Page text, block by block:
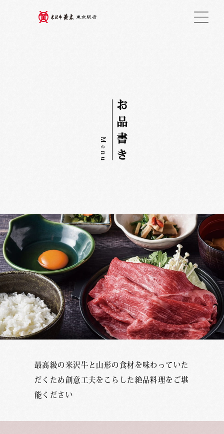
お
品
書
き
M
e
n
u
最高級の米沢牛と山形の食材を味わっていた
だくため 創意工夫をこらした絶品料理をご堪
能ください